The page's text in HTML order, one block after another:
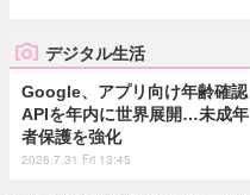
デジタル生活
Google、アプリ向け年齢確認
APIを年内に世界展開…未成年
者保護を強化
2026.7.31 Fri 13:45